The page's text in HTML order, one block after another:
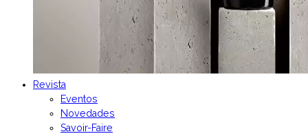
Revista
Eventos
Novedades
Savoir-Faire